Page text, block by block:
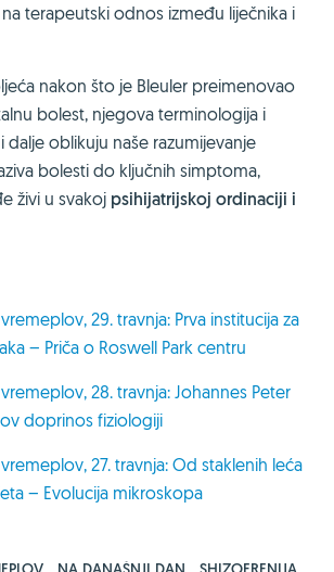
terapeutski odnos između liječnika i
nakon što je Bleuler preimenovao
bolest, njegova terminologija i
oblikuju naše razumijevanje
bolesti do ključnih simptoma,
živi u svakoj psihijatrijskoj ordinaciji i
29. travnja: Prva institucija za
– Priča o Roswell Park centru
28. travnja: Johannes Peter
doprinos fiziologiji
27. travnja: Od staklenih leća
– Evolucija mikroskopa